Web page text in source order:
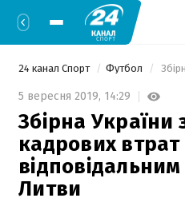
24 канал Спорт Футбол
5 вересня 2019, 14:29
Збірна України
кадрових
Литви